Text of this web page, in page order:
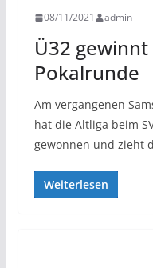
08/11/2021 admin
Ü32
Pokalrunde
Am vergangenen
hat die Altliga beim
gewonnen und zieht
Weiterlesen